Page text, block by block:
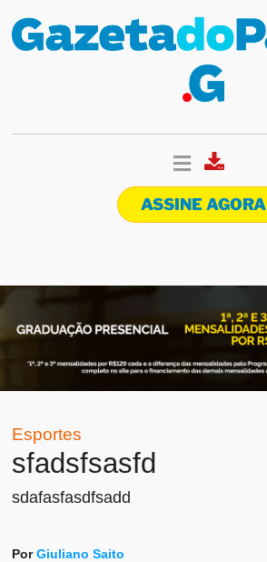
ASSINE AGORA
Esportes
sfadsfsasfd
sdafasfasdfsadd
PorGiuliano Saito